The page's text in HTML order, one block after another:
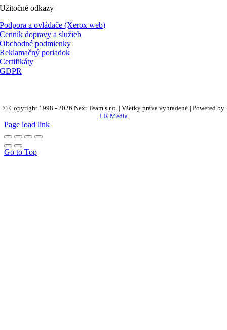
Užitočné odkazy
Podpora a ovládače (Xerox web)
Cenník dopravy a služieb
Obchodné podmienky
Reklamačný poriadok
Certifikáty
GDPR
© Copyright 1998 - 2026 Next Team s.r.o. | Všetky práva vyhradené | Powered by
LR Media
Page load link
Go to Top